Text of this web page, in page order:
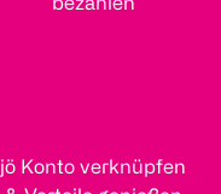
jö Konto verknüpfen